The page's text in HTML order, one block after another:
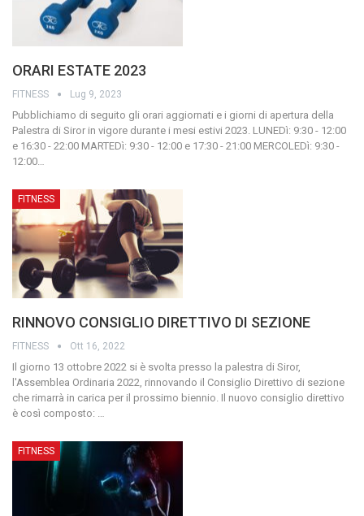
ORARI ESTATE 2023
FITNESS Lug 9, 2023
Pubblichiamo di seguito gli orari aggiornati e i giorni di apertura della
Palestra di Siror in vigore durante i mesi estivi 2023. LUNEDì: 9:30 - 12:00
e 16:30 - 22:00 MARTEDì: 9:30 - 12:00 e 17:30 - 21:00 MERCOLEDì: 9:30 -
12:00
FITNESS
RINNOVO CONSIGLIO DIRETTIVO DI SEZIONE
FITNESS Ott 16, 2022
Il giorno 13 ottobre 2022 si è svolta presso la palestra di Siror,
l'Assemblea Ordinaria 2022, rinnovando il Consiglio Direttivo di sezione
che rimarrà in carica per il prossimo biennio. Il nuovo consiglio direttivo
è così composto: …
FITNESS